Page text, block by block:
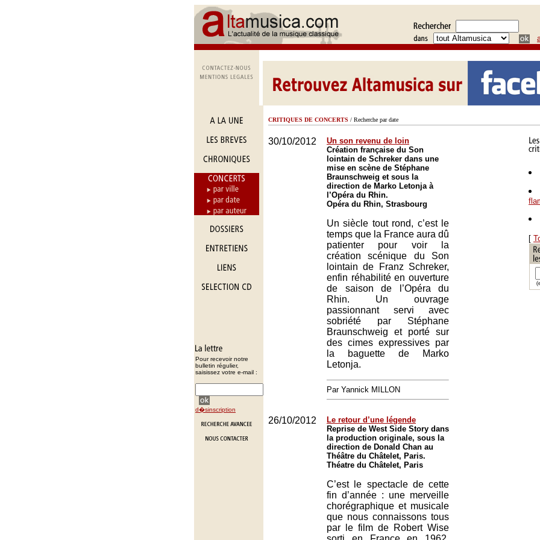
Pour recevoir notre
bulletin régulier,
saisissez votre e-mail :
d�sinscription
CRITIQUES DE CONCERTS / Recherche par date
30/10/2012
Un son revenu de loin
Création française du Son
lointain de Schreker dans une
mise en scène de Stéphane
Braunschweig et sous la
direction de Marko Letonja à
l’Opéra du Rhin.
Opéra du Rhin, Strasbourg
Un siècle tout rond, c’est le
temps que la France aura dû
patienter pour voir la
création scénique du Son
lointain de Franz Schreker,
enfin réhabilité en ouverture
de saison de l’Opéra du
Rhin. Un ouvrage
passionnant servi avec
sobriété par Stéphane
Braunschweig et porté sur
des cimes expressives par
la baguette de Marko
Letonja.
Par Yannick MILLON
26/10/2012
Le retour d’une légende
Reprise de West Side Story dans
la production originale, sous la
direction de Donald Chan au
Théâtre du Châtelet, Paris.
Théatre du Châtelet, Paris
C’est le spectacle de cette
fin d’année : une merveille
chorégraphique et musicale
que nous connaissons tous
par le film de Robert Wise
[